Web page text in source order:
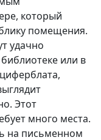
который
помещения.
удачно
или в
Этот
много места.
на письменном